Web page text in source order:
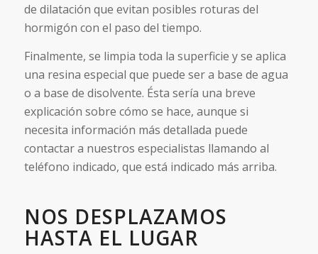
de dilatación que evitan posibles roturas del
hormigón con el paso del tiempo.
Finalmente, se limpia toda la superficie y se aplica
una resina especial que puede ser a base de agua
o a base de disolvente. Ésta sería una breve
explicación sobre cómo se hace, aunque si
necesita información más detallada puede
contactar a nuestros especialistas llamando al
teléfono indicado, que está indicado más arriba.
NOS DESPLAZAMOS
HASTA EL LUGAR